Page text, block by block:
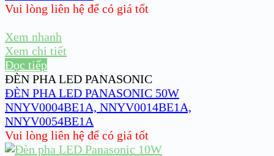
Vui lòng liên hệ để có giá tốt
Xem nhanh
Xem chi tiết
Đọc tiếp
ĐÈN PHA LED PANASONIC
ĐÈN PHA LED PANASONIC 50W
NNYV0004BE1A, NNYV0014BE1A,
NNYV0054BE1A
Vui lòng liên hệ để có giá tốt